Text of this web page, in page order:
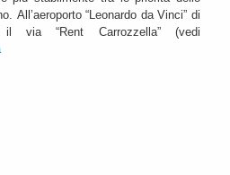
All’aeroporto “Leonardo da Vinci” di
il via “Rent Carrozzella” (vedi